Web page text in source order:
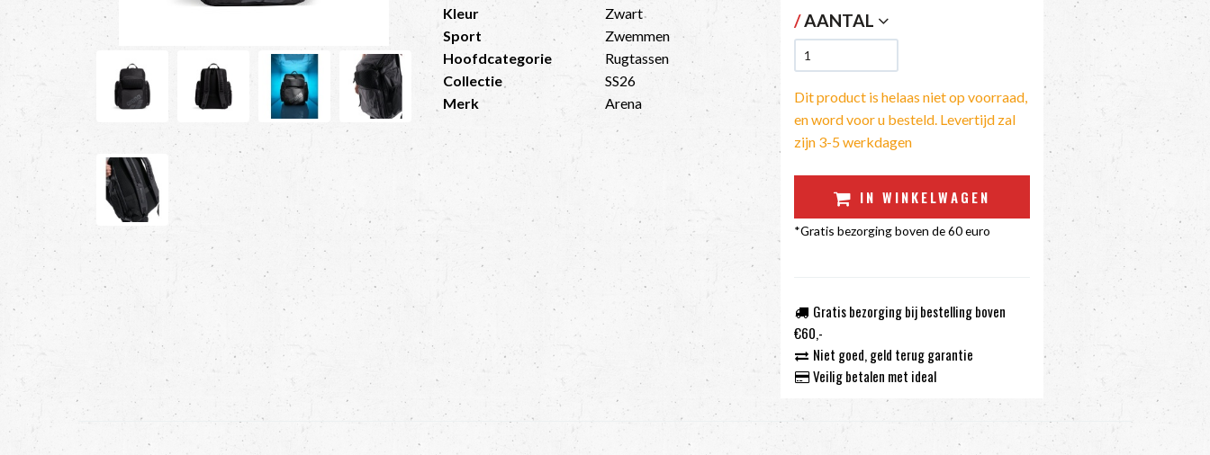
Kleur
Zwart
Sport
Zwemmen
Hoofdcategorie
Rugtassen
Collectie
SS26
Merk
Arena
/AANTAL
Dit product is helaas niet op voorraad,
en word voor u besteld. Levertijd zal
zijn 3-5 werkdagen
IN WINKELWAGEN
*Gratis bezorging boven de 60 euro
Gratis bezorging bij bestelling boven
€60,-
Niet goed, geld terug garantie
Veilig betalen met ideal